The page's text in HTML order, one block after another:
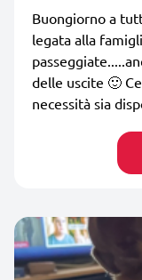
Buongiorno a
legata alla
delle uscite 🙂
necessità sia